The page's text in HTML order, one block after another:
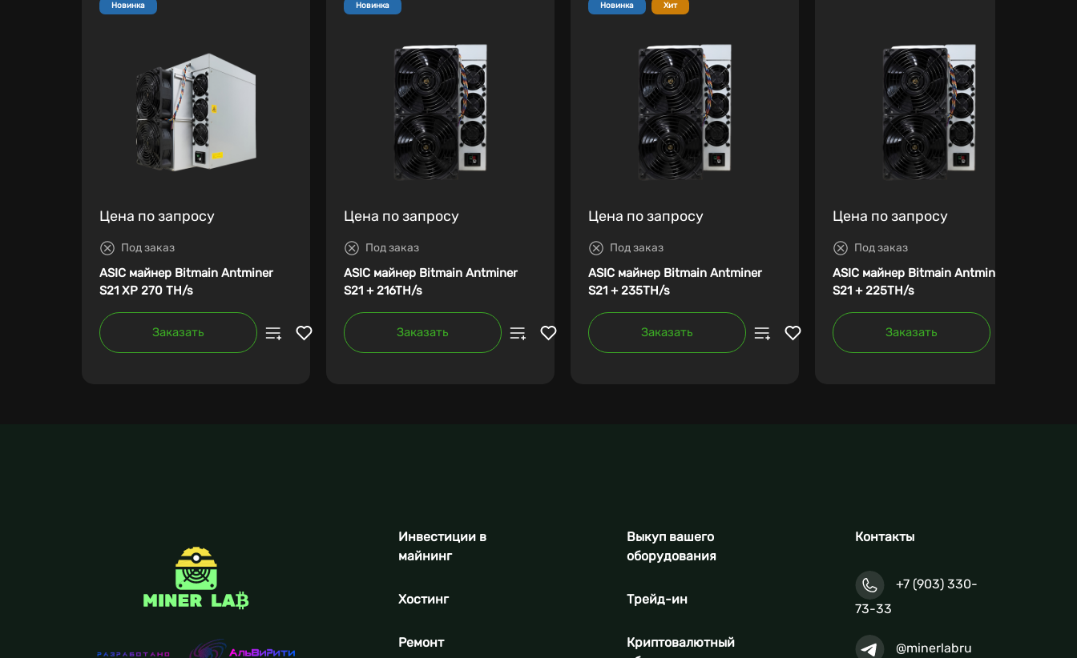
Новинка
Цена по запросу
Под заказ
ASIC майнер Bitmain Antminer
S21 XP 270 TH/s
Заказать
Новинка
Цена по запросу
Под заказ
ASIC майнер Bitmain Antminer
S21 + 216TH/s
Заказать
Новинка Хит
Цена по запросу
Под заказ
ASIC майнер Bitmain Antminer
S21 + 235TH/s
Заказать
Цена по запросу
Под заказ
ASIC майнер Bitmain Antminer
S21 + 225TH/s
Заказать
Инвестиции в
майнинг
Хостинг
Ремонт
Выкуп вашего
оборудования
Трейд-ин
Криптовалютный
Контакты
+7 (903) 330-
73-33
@minerlabru